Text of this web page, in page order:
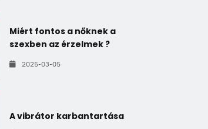
Miért fontos a nőknek a
szexben az érzelmek ?
2025-03-05
A vibrátor karbantartása